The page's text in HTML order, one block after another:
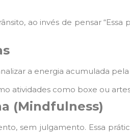
ao invés de pensar
a energia acumulada
atividades como boxe ou
(Mindfulness)
sem julgamento. Essa